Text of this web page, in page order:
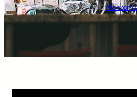
Aile Hayatı·Kas 29, 2012·